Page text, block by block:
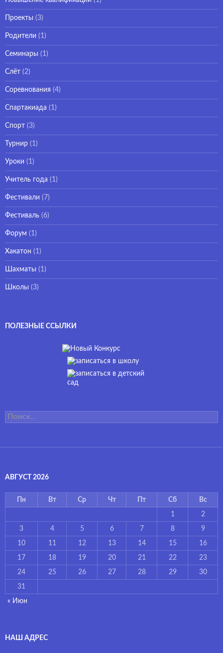
Проекты (3)
Родители (1)
Семинары (1)
Слёт (2)
Соревнования (4)
Спартакиада (1)
Спорт (3)
Турнир (1)
Уроки (1)
Учитель года (1)
Фестивали (7)
Фестиваль (6)
Форум (1)
Хакатон (1)
Шахматы (1)
Школы (3)
ПОЛЕЗНЫЕ ССЫЛКИ
Найти:
АВГУСТ 2026
Пн Вт Ср Чт Пт Сб Вс
1 2
3 4 5 6 7 8 9
10 11 12 13 14 15 16
17 18 19 20 21 22 23
24 25 26 27 28 29 30
31
« Июн
НАШ АДРЕС